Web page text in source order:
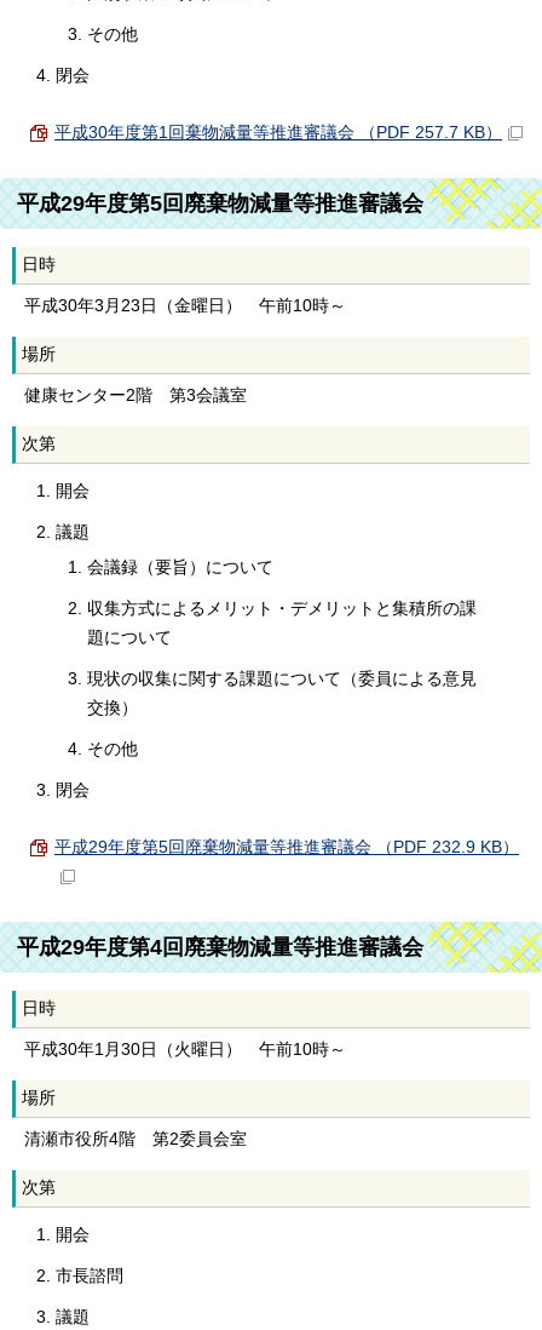
その他
閉会
平成30年度第1回棄物減量等推進審議会 （PDF 257.7 KB）
平成29年度第5回廃棄物減量等推進審議会
日時
平成30年3月23日（金曜日） 午前10時～
場所
健康センター2階 第3会議室
次第
開会
議題
会議録（要旨）について
収集方式によるメリット・デメリットと集積所の課
題について
現状の収集に関する課題について（委員による意見
交換）
その他
閉会
平成29年度第5回廃棄物減量等推進審議会 （PDF 232.9 KB）
平成29年度第4回廃棄物減量等推進審議会
日時
平成30年1月30日（火曜日） 午前10時～
場所
清瀬市役所4階 第2委員会室
次第
開会
市長諮問
議題